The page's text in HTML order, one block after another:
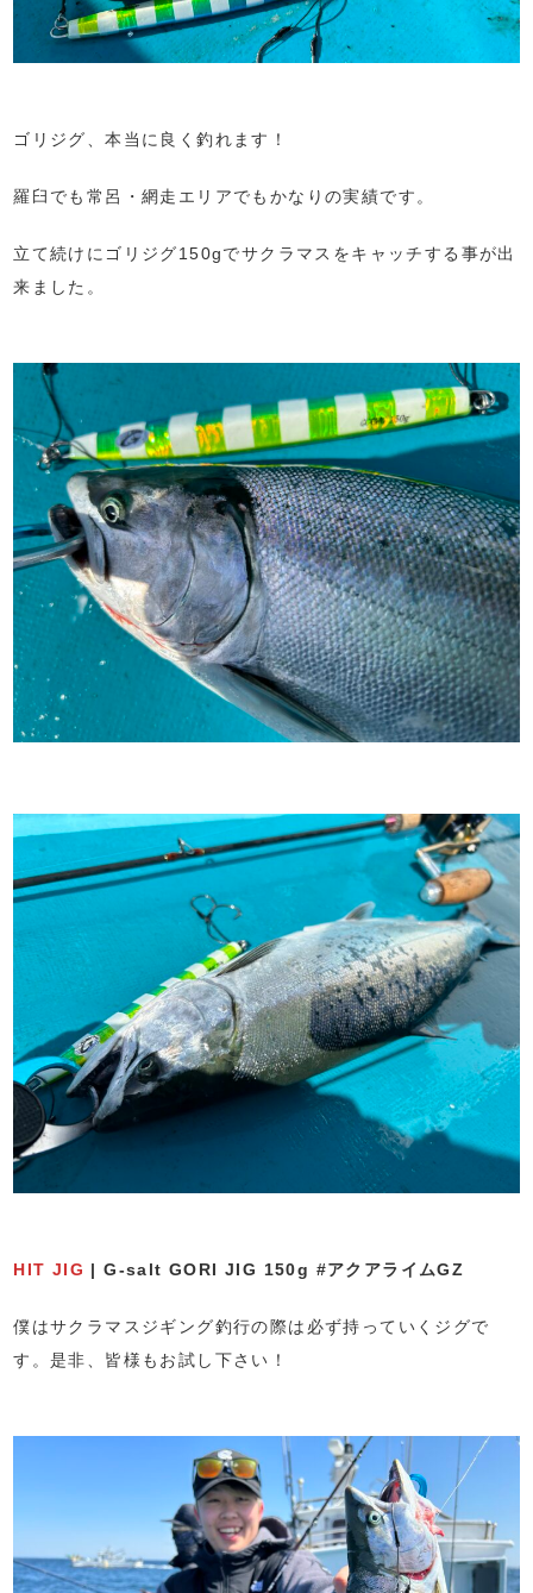
ゴリジグ、本当に良く釣れます！
羅臼でも常呂・網走エリアでもかなりの実績です。
立て続けにゴリジグ150gでサクラマスをキャッチする事が出
来ました。
HIT JIG | G-salt GORI JIG 150g #アクアライムGZ
僕はサクラマスジギング釣行の際は必ず持っていくジグで
す。是非、皆様もお試し下さい！